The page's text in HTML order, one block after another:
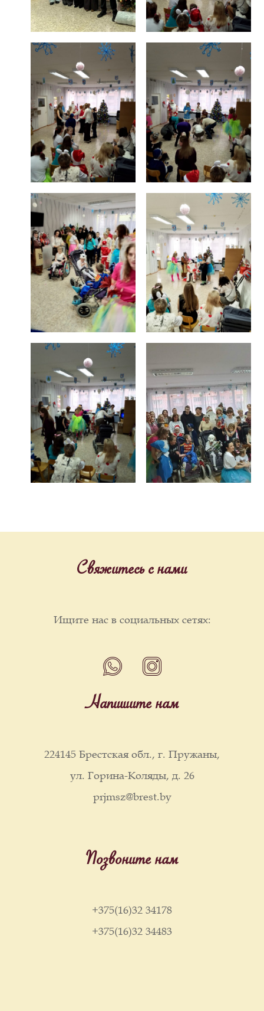
Свяжитесь с нами
Ищите нас в социальных сетях:
Напишите нам
224145 Брестская обл., г. Пружаны,
ул. Горина-Коляды, д. 26
prjmsz@brest.by
Позвоните нам
+375(16)32 34178
+375(16)32 34483